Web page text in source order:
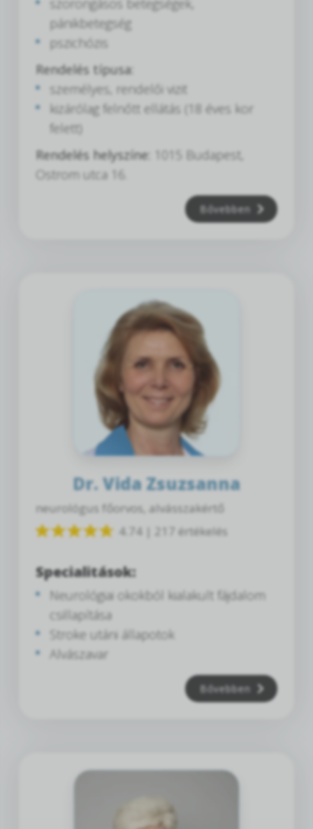
szorongásos betegségek,
pánikbetegség
pszichózis
Rendelés típusa:
személyes, rendelői vizit
kizárólag felnőtt ellátás (18 éves kor
felett)
Rendelés helyszíne:
1015 Budapest,
Ostrom utca 16.
Bővebben
Dr. Vida Zsuzsanna
neurológus főorvos, alvásszakértő
4.74 | 217 értékelés
Specialitások:
Neurológiai okokból kialakult fájdalom
csillapítása
Stroke utáni állapotok
Alvászavar
Bővebben